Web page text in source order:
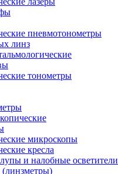
пневмотонометры
линз
тонометры
микроскопы
кресла
и налобные осветители